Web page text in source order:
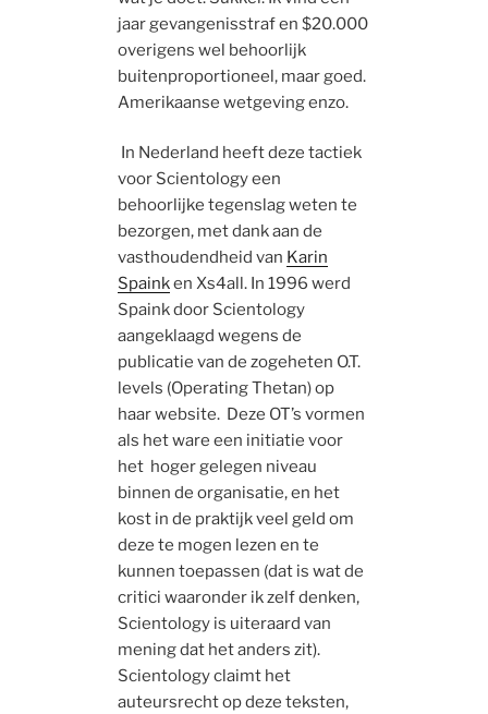
jaar gevangenisstraf en $20.000
overigens wel behoorlijk
buitenproportioneel, maar goed.
Amerikaanse wetgeving enzo.
In Nederland heeft deze tactiek
voor Scientology een
behoorlijke tegenslag weten te
bezorgen, met dank aan de
vasthoudendheid van Karin
Spainken Xs4all. In 1996 werd
Spaink door Scientology
aangeklaagd wegens de
publicatie van de zogeheten O.T.
levels (Operating Thetan) op
haar website. Deze OT’s vormen
als het ware een initiatie voor
het hoger gelegen niveau
binnen de organisatie, en het
kost in de praktijk veel geld om
deze te mogen lezen en te
kunnen toepassen (dat is wat de
critici waaronder ik zelf denken,
Scientology is uiteraard van
mening dat het anders zit).
Scientology claimt het
auteursrecht op deze teksten,